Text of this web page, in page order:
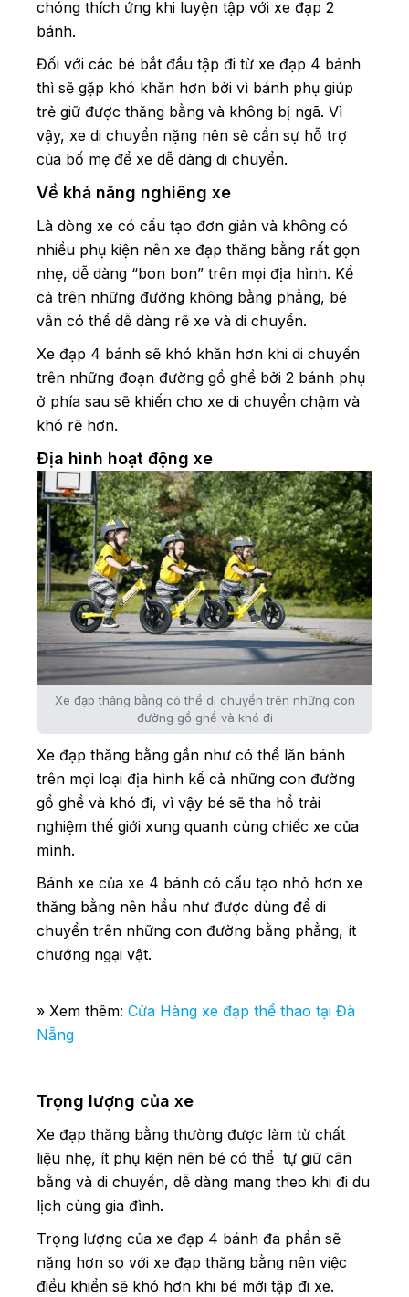
chóng thích ứng khi luyện tập với xe đạp 2
bánh.
Đối với các bé bắt đầu tập đi từ xe đạp 4 bánh
thì sẽ gặp khó khăn hơn bởi vì bánh phụ giúp
trẻ giữ được thăng bằng và không bị ngã. Vì
vậy, xe di chuyển nặng nên sẽ cần sự hỗ trợ
của bố mẹ để xe dễ dàng di chuyển.
Về khả năng nghiêng xe
Là dòng xe có cấu tạo đơn giản và không có
nhiều phụ kiện nên xe đạp thăng bằng rất gọn
nhẹ, dễ dàng “bon bon” trên mọi địa hình. Kể
cả trên những đường không bằng phẳng, bé
vẫn có thể dễ dàng rẽ xe và di chuyển.
Xe đạp 4 bánh sẽ khó khăn hơn khi di chuyển
trên những đoạn đường gồ ghề bởi 2 bánh phụ
ở phía sau sẽ khiến cho xe di chuyển chậm và
khó rẽ hơn.
Địa hình hoạt động xe
Xe đạp thăng bằng có thể di chuyển trên những con
đường gồ ghề và khó đi
Xe đạp thăng bằng gần như có thể lăn bánh
trên mọi loại địa hình kể cả những con đường
gồ ghề và khó đi, vì vậy bé sẽ tha hồ trải
nghiệm thế giới xung quanh cùng chiếc xe của
mình.
Bánh xe của xe 4 bánh có cấu tạo nhỏ hơn xe
thăng bằng nên hầu như được dùng để di
chuyển trên những con đường bằng phẳng, ít
chướng ngại vật.
» Xem thêm: Cửa Hàng xe đạp thể thao tại Đà
Nẵng
Trọng lượng của xe
Xe đạp thăng bằng thường được làm từ chất
liệu nhẹ, ít phụ kiện nên bé có thể tự giữ cân
bằng và di chuyển, dễ dàng mang theo khi đi du
lịch cùng gia đình.
Trọng lượng của xe đạp 4 bánh đa phần sẽ
nặng hơn so với xe đạp thăng bằng nên việc
điều khiển sẽ khó hơn khi bé mới tập đi xe.